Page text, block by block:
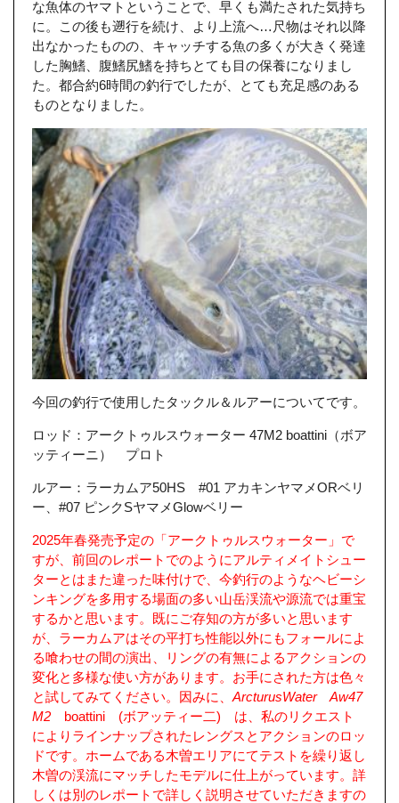
な魚体のヤマトということで、早くも満たされた気持ち
に。この後も遡行を続け、より上流へ…尺物はそれ以降
出なかったものの、キャッチする魚の多くが大きく発達
した胸鰭、腹鰭尻鰭を持ちとても目の保養になりまし
た。都合約6時間の釣行でしたが、とても充足感のある
ものとなりました。
今回の釣行で使用したタックル＆ルアーについてです。
ロッド：アークトゥルスウォーター 47M2 boattini（ボア
ッティーニ） プロト
ルアー：ラーカムア50HS #01 アカキンヤマメORベリ
ー、#07 ピンクSヤマメGlowベリー
2025年春発売予定の「アークトゥルスウォーター」で
すが、前回のレポートでのようにアルティメイトシュー
ターとはまた違った味付けで、今釣行のようなヘビーシ
ンキングを多用する場面の多い山岳渓流や源流では重宝
するかと思います。既にご存知の方が多いと思います
が、ラーカムアはその平打ち性能以外にもフォールによ
る喰わせの間の演出、リングの有無によるアクションの
変化と多様な使い方があります。お手にされた方は色々
と試してみてください。因みに、 ArcturusWater Aw47
M2 boattini (ボアッティー二) は、私のリクエスト
によりラインナップされたレングスとアクションのロッ
ドです。ホームである木曽エリアにてテストを繰り返し
木曽の渓流にマッチしたモデルに仕上がっています。詳
しくは別のレポートで詳しく説明させていただきますの